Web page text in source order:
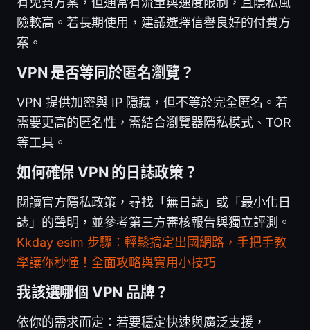
險較高。若長期使用，建議選擇信譽良好的付費方
案。
VPN 是否等同於匿名瀏覽？
VPN 提供加密與 IP 隱藏，但不等於完全匿名。若
需要更高的匿名性，需結合瀏覽器隱私模式、TOR
等工具。
如何確保 VPN 的日誌政策？
閱讀官方隱私政策，尋找「無日誌」或「最小化日
誌」的聲明，並參考第三方審核報告與獨立評測。
Kkday esim 步驟：輕鬆搞定出國網路，手把手教
學讓你秒懂！全面攻略與實用小技巧
我該選哪個 VPN 品牌？
依你的需求而定：若要穩定快速與廣泛支援，